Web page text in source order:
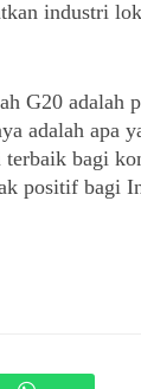
industri
G20 adalah
adalah apa
bagi
positif bagi